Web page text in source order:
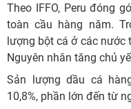
Theo IFFO, Peru đóng
toàn cầu hàng năm.
lượng bột cá ở các nước
Nguyên nhân tăng chủ
Sản lượng dầu cá
10,8%, phần lớn đến từ